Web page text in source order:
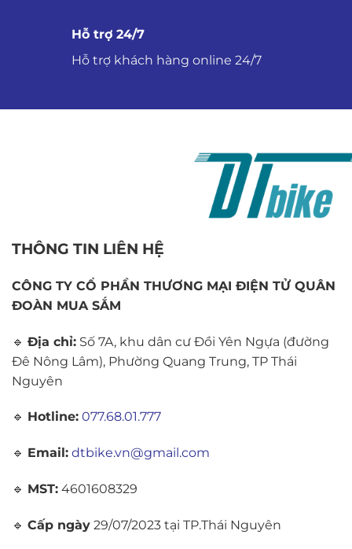
Hỗ trợ 24/7
Hỗ trợ khách hàng online 24/7
THÔNG TIN LIÊN HỆ
CÔNG TY CỔ PHẦN THƯƠNG MẠI ĐIỆN TỬ QUÂN
ĐOÀN MUA SẮM
🔹 Địa chỉ: Số 7A, khu dân cư Đồi Yên Ngựa (đường
Đê Nông Lâm), Phường Quang Trung, TP Thái
Nguyên
🔹 Hotline: 077.68.01.777
🔹 Email: dtbike.vn@gmail.com
🔹 MST: 4601608329
🔹 Cấp ngày 29/07/2023 tại TP.Thái Nguyên